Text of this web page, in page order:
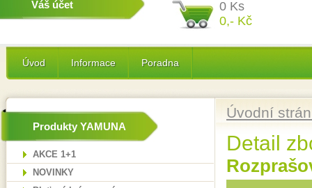
Váš účet
0 Ks
0,- Kč
Úvod Informace Poradna
Produkty YAMUNA
AKCE 1+1
NOVINKY
Úvodní
Detail